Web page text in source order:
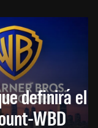
definirá el
WBD